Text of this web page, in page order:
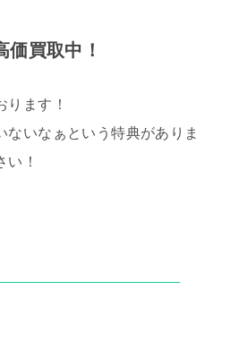
価買取中！
ります！
ないなぁという特典がありま
い！